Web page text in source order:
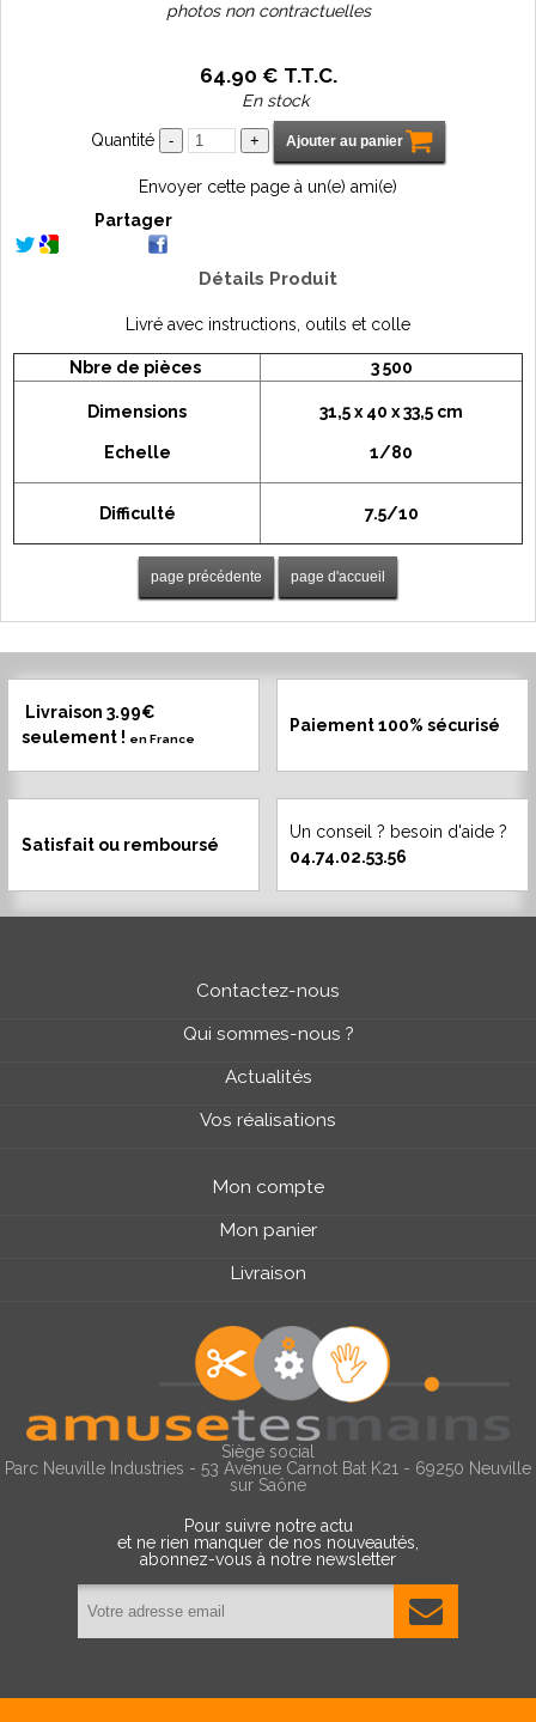
photos non contractuelles
64.90 € T.T.C.
En stock
Quantité
Envoyer cette page à un(e) ami(e)
Partager
Détails Produit
Livré avec instructions, outils et colle
Nbre de pièces 3 500
Dimensions
Echelle
31,5 x 40 x 33,5 cm
1/80
Difficulté 7.5/10
Livraison 3.99€
seulement ! en France
Paiement 100% sécurisé
Satisfait ou remboursé
Un conseil ? besoin d'aide ?
04.74.02.53.56
Contactez-nous
Qui sommes-nous ?
Actualités
Vos réalisations
Mon compte
Mon panier
Livraison
Siège social
Parc Neuville Industries - 53 Avenue Carnot Bat K21 - 69250 Neuville
sur Saône
Pour suivre notre actu
et ne rien manquer de nos nouveautés,
abonnez-vous à notre newsletter